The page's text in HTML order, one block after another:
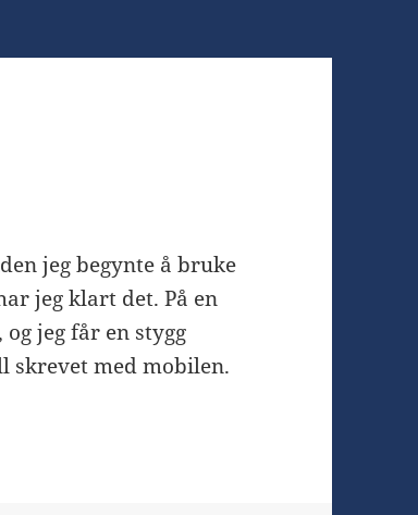
jeg begynte å bruke
jeg klart det. På en
jeg får en stygg
skrevet med mobilen.